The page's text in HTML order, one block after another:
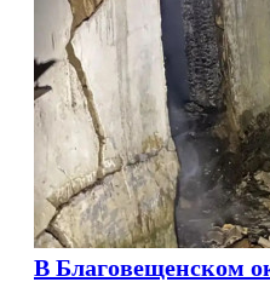
В Благовещенском